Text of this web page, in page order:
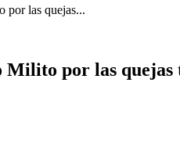
por las quejas...
Milito por las